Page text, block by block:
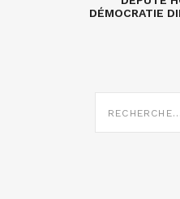
DÉMOCRATIE
SUR